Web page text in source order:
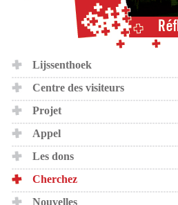
Lijssenthoek
Centre des visiteurs
Projet
Appel
Les dons
Cherchez
Nouvelles